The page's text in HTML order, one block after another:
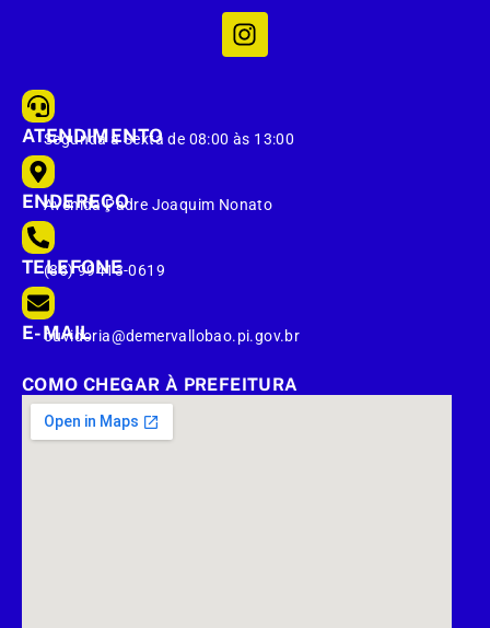
ATENDIMENTO
Segunda à Sexta de 08:00 às 13:00
ENDEREÇO
Avenida Padre Joaquim Nonato
TELEFONE
(86) 99413-0619
E-MAIL
ouvidoria@demervallobao.pi.gov.br
COMO CHEGAR À PREFEITURA